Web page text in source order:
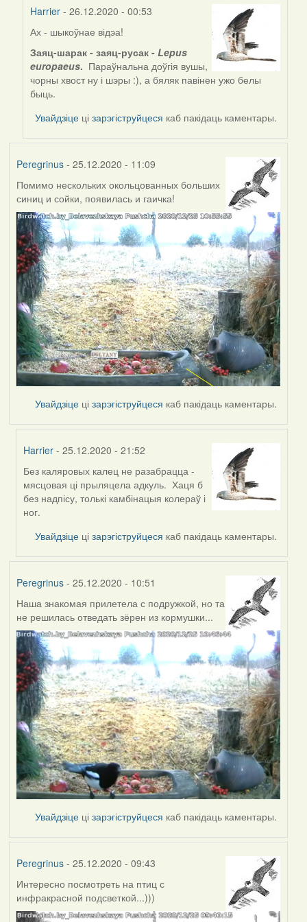
Harrier - 26.12.2020 - 00:53
In
reply
to
by
Feather
Ах - шыкоўнае відэа!
Заяц-шарак - заяц-русак - Lepus
europaeus. Параўнальна доўгія вушы,
чорны хвост ну і шэры :), а бяляк павінен ужо белы
быць.
Увайдзіце цізарэгіструйцеся каб пакідаць каментары.
Peregrinus- 25.12.2020 - 11:09
Помимо нескольких окольцованных больших
синиц и сойки, появилась и гаичка!
Увайдзіце цізарэгіструйцеся каб пакідаць каментары.
Harrier - 25.12.2020 - 21:52
In
reply
to
by
Peregrinus
Без каляровых калец не разабрацца -
мясцовая ці прыляцела адкуль. Хаця б
без надпісу, толькі камбінацыя колераў і
ног.
Увайдзіце цізарэгіструйцеся каб пакідаць каментары.
Peregrinus- 25.12.2020 - 10:51
Наша знакомая прилетела с подружкой, но та
не решилась отведать зёрен из кормушки...
Увайдзіце цізарэгіструйцеся каб пакідаць каментары.
Peregrinus- 25.12.2020 - 09:43
Интересно посмотреть на птиц с
инфракрасной подсветкой...)))